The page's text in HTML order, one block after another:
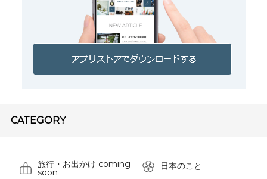
CATEGORY
旅行・お出かけ coming
soon
日本のこと